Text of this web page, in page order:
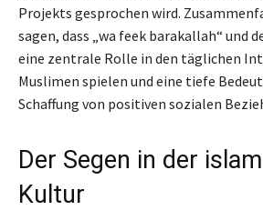
Projekts gesprochen wird.
sagen, dass „wa feek barakallah“ und
eine zentrale Rolle in den täglichen
Muslimen spielen und eine tiefe
Schaffung von positiven sozialen
Der Segen in der
Kultur